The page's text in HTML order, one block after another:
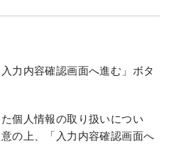
力内容確認画面へ進む」ボタ
個人情報の取り扱いについ
の上、「入力内容確認画面へ